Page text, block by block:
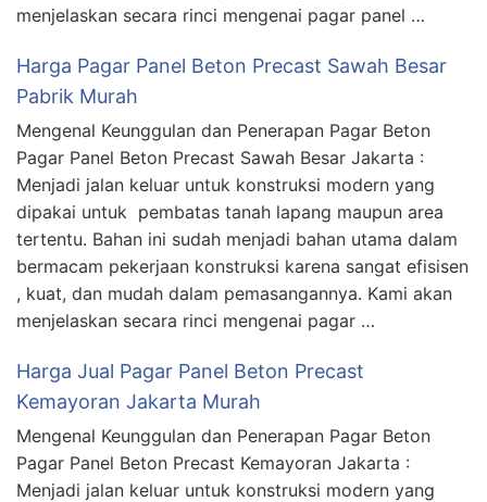
menjelaskan secara rinci mengenai pagar panel …
Harga Pagar Panel Beton Precast Sawah Besar
Pabrik Murah
Mengenal Keunggulan dan Penerapan Pagar Beton
Pagar Panel Beton Precast Sawah Besar Jakarta :
Menjadi jalan keluar untuk konstruksi modern yang
dipakai untuk pembatas tanah lapang maupun area
tertentu. Bahan ini sudah menjadi bahan utama dalam
bermacam pekerjaan konstruksi karena sangat efisisen
, kuat, dan mudah dalam pemasangannya. Kami akan
menjelaskan secara rinci mengenai pagar …
Harga Jual Pagar Panel Beton Precast
Kemayoran Jakarta Murah
Mengenal Keunggulan dan Penerapan Pagar Beton
Pagar Panel Beton Precast Kemayoran Jakarta :
Menjadi jalan keluar untuk konstruksi modern yang